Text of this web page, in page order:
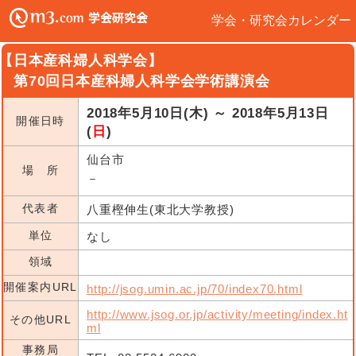
学会・研究会カレンダー
日本産科婦人科学会】
第70回日本産科婦人科学会学術講演会
開催日時
2018年5月10日(木) ～ 2018年5月13日
( 日 )
場 所
仙台市
－
代表者 八重樫伸生(東北大学教授)
単位 なし
領域
開催案内URL
http://jsog.umin.ac.jp/70/index70.html
その他URL
http://www.jsog.or.jp/activity/meeting/index.ht
ml
事務局